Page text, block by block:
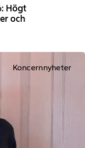
Högt
och
Koncernnyheter